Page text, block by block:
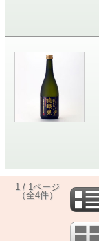
1 / 1ページ
（全4件）